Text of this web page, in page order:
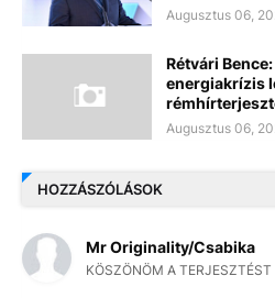
Augusztus 06,
Rétvári
energiakrízis
Augusztus 06,
HOZZÁSZÓLÁSOK
Mr Originality/Csabika
KÖSZÖNÖM A TERJESZTÉST